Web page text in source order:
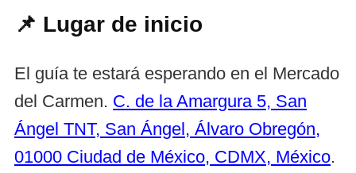
📌 Lugar de inicio
El guía te estará esperando en el Mercado
del Carmen. C. de la Amargura 5, San
Ángel TNT, San Ángel, Álvaro Obregón,
01000 Ciudad de México, CDMX, México.